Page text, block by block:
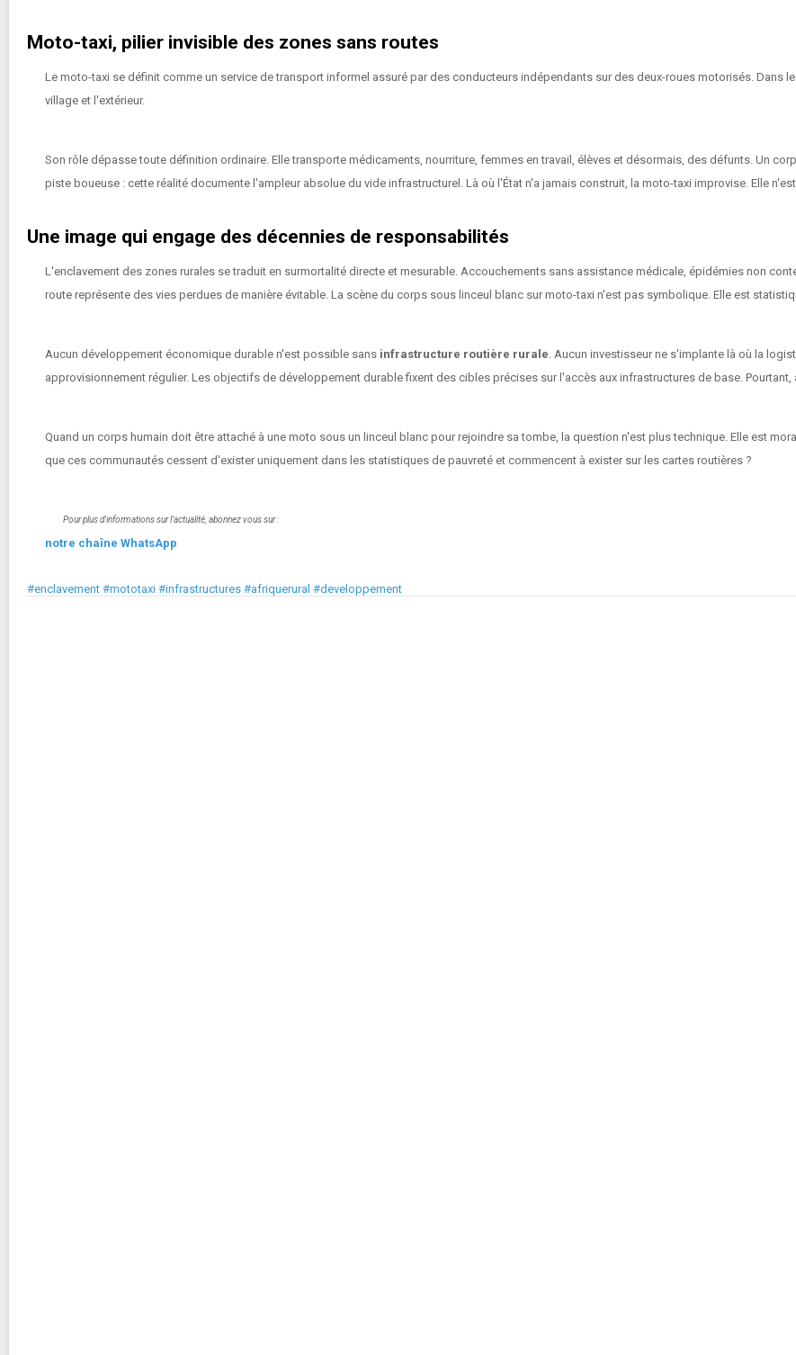
Moto-taxi, pilier invisible des zones sans routes
Le moto-taxi se définit comme un service de transport informel assuré par des conducteurs indépendants sur des deux-roues motorisés. Dans
village et l'extérieur.
Son rôle dépasse toute définition ordinaire. Elle transporte médicaments, nourriture, femmes en travail, élèves et désormais, des défunts. Un
piste boueuse : cette réalité documente l'ampleur absolue du vide infrastructurel. Là où l'État n'a jamais construit, la moto-taxi improvise. Elle
Une image qui engage des décennies de responsabilités
L'enclavement des zones rurales se traduit en surmortalité directe et mesurable. Accouchements sans assistance médicale, épidémies non
route représente des vies perdues de manière évitable. La scène du corps sous linceul blanc sur moto-taxi n'est pas symbolique. Elle est
Aucun développement économique durable n'est possible sans infrastructure routière rurale. Aucun investisseur ne s'implante là où la
approvisionnement régulier. Les objectifs de développement durable fixent des cibles précises sur l'accès aux infrastructures de base.
Quand un corps humain doit être attaché à une moto sous un linceul blanc pour rejoindre sa tombe, la question n'est plus technique. Elle est
que ces communautés cessent d'exister uniquement dans les statistiques de pauvreté et commencent à exister sur les cartes routières ?
Pour plus d'informations sur l'actualité, abonnez vous sur :
notre chaîne WhatsApp
#enclavement #mototaxi #infrastructures #afriquerural #developpement